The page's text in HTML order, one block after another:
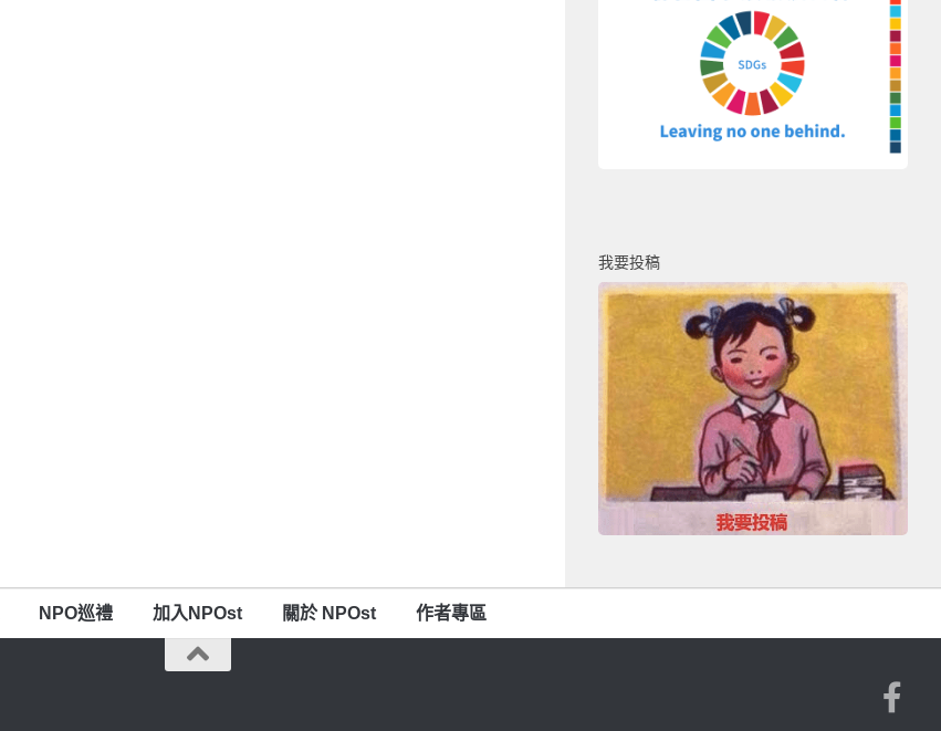
我要投稿
NPO巡禮 加入NPOst 關於 NPOst 作者專區